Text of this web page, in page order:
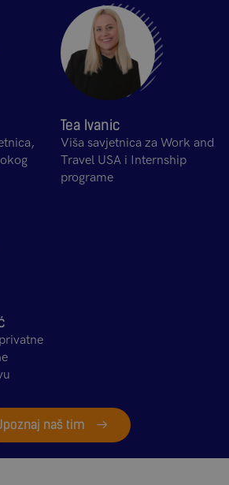
Tea Ivanic
Viša savjetnica za Work and
Travel USA i Internship
programe
naš tim